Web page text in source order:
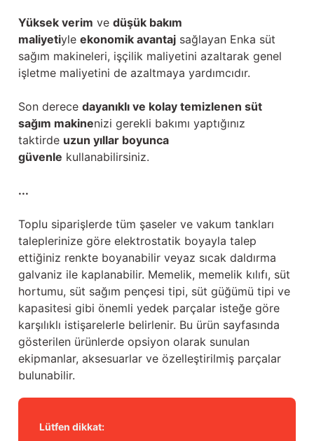
Yüksek verim ve düşük bakım
maliyetiyle ekonomik avantaj sağlayan Enka süt
sağım makineleri, işçilik maliyetini azaltarak genel
işletme maliyetini de azaltmaya yardımcıdır.
Son derece dayanıklı ve kolay temizlenen süt
sağım makinenizi gerekli bakımı yaptığınız
taktirde uzun yıllar boyunca
güvenle kullanabilirsiniz.
...
Toplu siparişlerde tüm şaseler ve vakum tankları
taleplerinize göre elektrostatik boyayla talep
ettiğiniz renkte boyanabilir veyaz sıcak daldırma
galvaniz ile kaplanabilir. Memelik, memelik kılıfı, süt
hortumu, süt sağım pençesi tipi, süt güğümü tipi ve
kapasitesi gibi önemli yedek parçalar isteğe göre
karşılıklı istişarelerle belirlenir. Bu ürün sayfasında
gösterilen ürünlerde opsiyon olarak sunulan
ekipmanlar, aksesuarlar ve özelleştirilmiş parçalar
bulunabilir.
Lütfen dikkat: